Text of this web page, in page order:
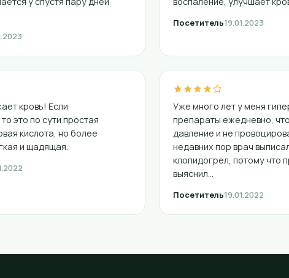
Посетитель19.01.2023
кровь! Если
это по сути простая
кислота, но более
и щадящая.
Уже много лет у меня
препараты ежедневно,
давление и не
недавних пор врач
клопидогрел, потому что
выяснил...
Посетитель19.01.2022